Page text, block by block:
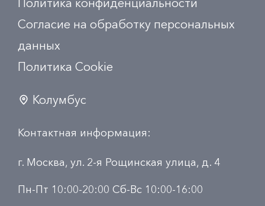
Политика конфиденциальности
Согласие на обработку персональных
данных
Политика Сookie
Колумбус
Контактная информация:
г. Москва, ул. 2-я Рощинская улица, д. 4
Пн-Пт 10:00-20:00 Сб-Вс 10:00-16:00